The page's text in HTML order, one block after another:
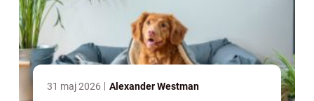
31 maj 2026 Alexander Westman